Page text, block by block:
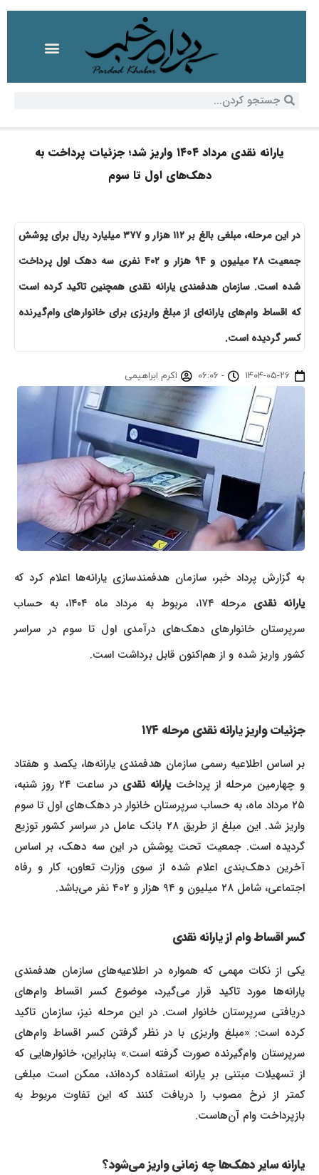
یارانه نقدی مرداد ۱۴۰۴ واریز شد؛ جزئیات پرداخت به
دهک‌های اول تا سوم
در این مرحله، مبلغی بالغ بر ۱۱۲ هزار و ۳۷۷ میلیارد ریال برای پوشش
جمعیت ۲۸ میلیون و ۹۴ هزار و ۴۰۲ نفری سه دهک اول پرداخت
شده است. سازمان هدفمندی یارانه نقدی همچنین تاکید کرده است
که اقساط وام‌های یارانه‌ای از مبلغ واریزی برای خانوارهای وام‌گیرنده
کسر گردیده است.
۱۴۰۴-۰۵-۲۶ - ۰۶:۰۶ اکرم ابراهیمی
به گزارش پرداد خبر، سازمان هدفمندسازی یارانه‌ها اعلام کرد که
یارانه نقدی
مرحله ۱۷۴، مربوط به مرداد ماه ۱۴۰۴، به حساب
سرپرستان خانوارهای دهک‌های درآمدی اول تا سوم در سراسر
کشور واریز شده و از هم‌اکنون قابل برداشت است.
جزئیات واریز یارانه نقدی مرحله ۱۷۴
بر اساس اطلاعیه رسمی سازمان هدفمندی یارانه‌ها، یکصد و هفتاد
و چهارمین مرحله از پرداختیارانه نقدی
در ساعت ۲۴ روز شنبه،
۲۵ مرداد ماه، به حساب سرپرستان خانوار در دهک‌های اول تا سوم
واریز شد. این مبلغ از طریق ۲۸ بانک عامل در سراسر کشور توزیع
گردیده است. جمعیت تحت پوشش در این سه دهک، بر اساس
آخرین دهک‌بندی اعلام شده از سوی وزارت تعاون، کار و رفاه
اجتماعی، شامل ۲۸ میلیون و ۹۴ هزار و ۴۰۲ نفر می‌باشد.
کسر اقساط وام از یارانه نقدی
یکی از نکات مهمی که همواره در اطلاعیه‌های سازمان هدفمندی
یارانه‌ها مورد تاکید قرار می‌گیرد، موضوع کسر اقساط وام‌های
دریافتی سرپرستان خانوار است. در این مرحله نیز، سازمان تاکید
کرده است: «مبلغ واریزی با در نظر گرفتن کسر اقساط وام‌های
سرپرستان وام‌گیرنده صورت گرفته است.» بنابراین، خانوارهایی که
از تسهیلات مبتنی بر یارانه استفاده کرده‌اند، ممکن است مبلغی
کمتر از نرخ مصوب را دریافت کنند که این تفاوت مربوط به
بازپرداخت وام آن‌هاست.
یارانه سایر دهک‌ها چه زمانی واریز می‌شود؟